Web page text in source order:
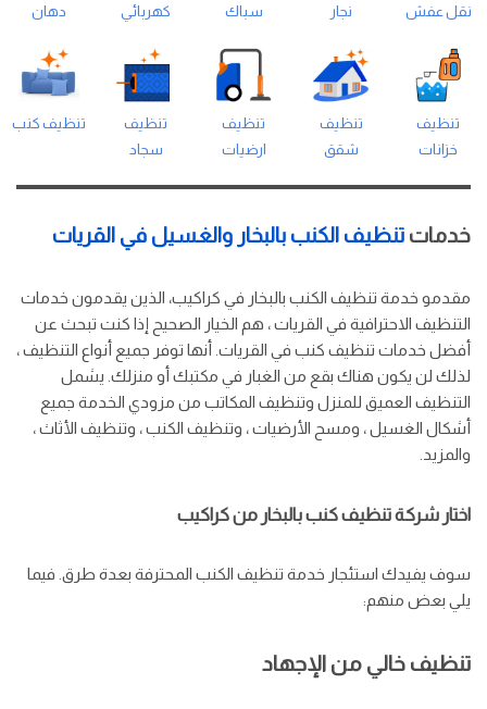
نقل عفش نجار سباك كهربائي دهان
تنظيف
خزانات
تنظيف
شقق
تنظيف
ارضيات
تنظيف
سجاد
تنظيف كنب
خدمات تنظيف الكنب بالبخار والغسيل في القريات
مقدمو خدمة تنظيف الكنب بالبخار في كراكيب، الذين يقدمون خدمات
التنظيف الاحترافية في القريات ، هم الخيار الصحيح إذا كنت تبحث عن
أفضل خدمات تنظيف كنب في القريات. أنها توفر جميع أنواع التنظيف ،
لذلك لن يكون هناك بقع من الغبار في مكتبك أو منزلك. يشمل
التنظيف العميق للمنزل وتنظيف المكاتب من مزودي الخدمة جميع
أشكال الغسيل ، ومسح الأرضيات ، وتنظيف الكنب ، وتنظيف الأثاث ،
والمزيد.
اختار شركة تنظيف كنب بالبخار من كراكيب
سوف يفيدك استئجار خدمة تنظيف الكنب المحترفة بعدة طرق. فيما
يلي بعض منهم:
تنظيف خالي من الإجهاد